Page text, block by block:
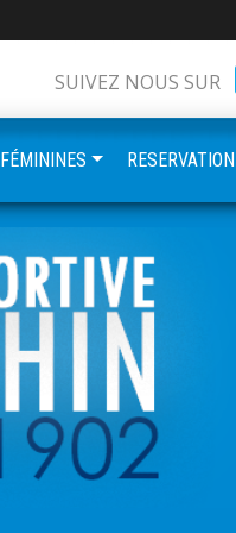
SUIVEZ NOUS SUR
FÉMININES RESERVATION